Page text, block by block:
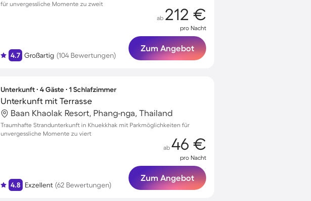
für unvergessliche Momente zu zweit
4.7 Großartig (104 Bewertungen)
ab 212 €
pro Nacht
Zum Angebot
Unterkunft ∙ 4 Gäste ∙ 1 Schlafzimmer
Unterkunft mit Terrasse
Baan Khaolak Resort, Phang-nga, Thailand
Traumhafte Strandunterkunft in Khuekkhak mit Parkmöglichkeiten für
unvergessliche Momente zu viert
4.8 Exzellent (62 Bewertungen)
ab 46 €
pro Nacht
Zum Angebot